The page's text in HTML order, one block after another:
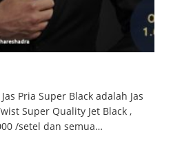
Jas Pria Super Black adalah Jas
Super Quality Jet Black ,
/setel dan semua…